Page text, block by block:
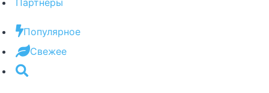
Популярное
Свежее